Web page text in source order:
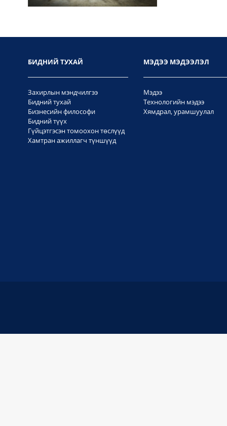
БИДНИЙ ТУХАЙ
Захирлын мэндчилгээ
Бидний тухай
Бизнесийн философи
Бидний түүх
Гүйцэтгэсэн томоохон төслүүд
Хамтран ажиллагч түншүүд
МЭДЭЭ МЭДЭЭЛЭЛ
Мэдээ
Технологийн мэдээ
Хямдрал, урамшуулал